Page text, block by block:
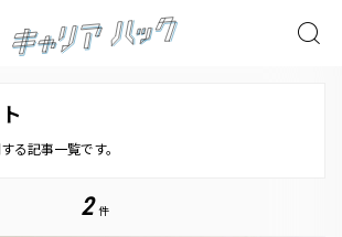
る記事一覧です。
2 件